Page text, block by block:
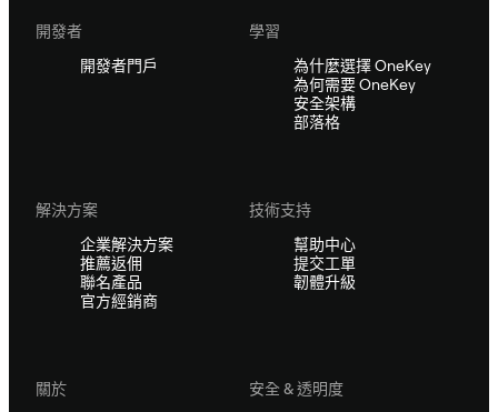
開發者
開發者門戶
學習
為什麼選擇 OneKey
為何需要 OneKey
安全架構
部落格
解決方案
企業解決方案
推薦返佣
聯名產品
官方經銷商
技術支持
幫助中心
提交工單
韌體升級
關於
安全 & 透明度